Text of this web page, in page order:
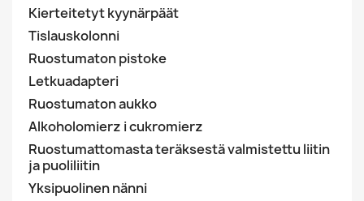
Kierteitetyt kyynärpäät
Tislauskolonni
Ruostumaton pistoke
Letkuadapteri
Ruostumaton aukko
Alkoholomierz i cukromierz
Ruostumattomasta teräksestä valmistettu liitin
ja puoliliitin
Yksipuolinen nänni